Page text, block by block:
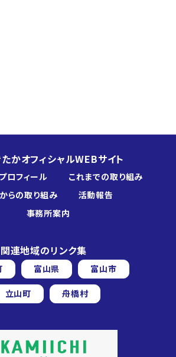
かオフィシャルWEBサイト
プロフィール
これまでの取り組み
らの取り組み
活動報告
事務所案内
関連地域のリンク集
富山県 富山市
立山町 舟橋村